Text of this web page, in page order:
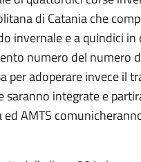
di Catania che
invernale e a quindici
numero del numero
per adoperare invece il
saranno integrate e
AMTS